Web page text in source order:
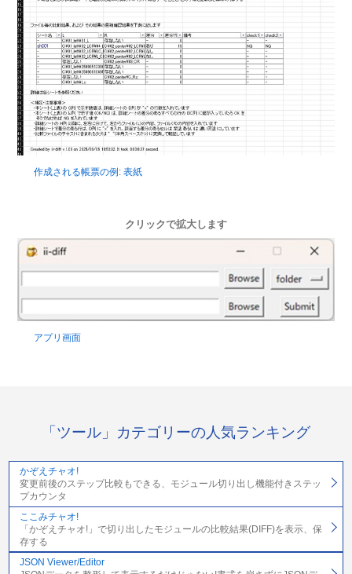
作成される帳票の例: 表紙
クリックで拡大します
アプリ画面
「ツール」カテゴリーの人気ランキング
かぞえチャオ!
変更前後のステップ比較もできる、モジュール切り出し機能付きステッ
プカウンタ
ここみチャオ!
「かぞえチャオ!」で切り出したモジュールの比較結果(DIFF)を表示、保
存する
JSON Viewer/Editor